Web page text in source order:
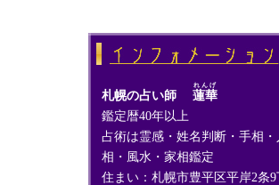
札幌の占い師 蓮華
れんげ
鑑定暦40年以上
占術は霊感・姓名判断・手相・
相・風水・家相鑑定
住まい：札幌市豊平区平岸2条9